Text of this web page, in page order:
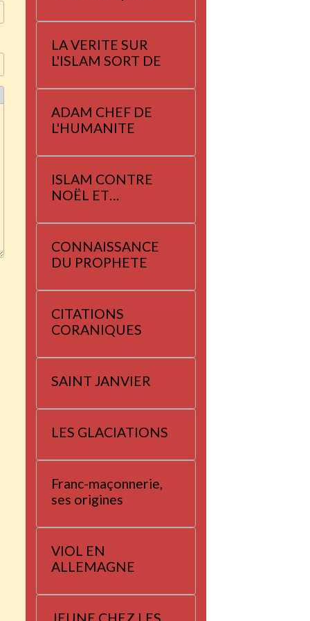
LA VERITE SUR
L'ISLAM SORT DE
ADAM CHEF DE
L'HUMANITE
ISLAM CONTRE
NOËL ET
CONNAISSANCE
DU PROPHETE
CITATIONS
CORANIQUES
SAINT JANVIER
LES GLACIATIONS
Franc-maçonnerie,
ses origines
VIOL EN
ALLEMAGNE